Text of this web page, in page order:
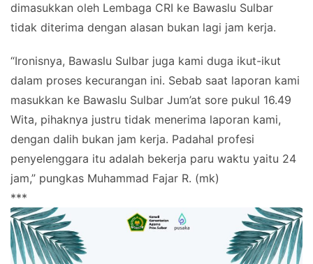
dimasukkan oleh Lembaga CRI ke Bawaslu Sulbar
tidak diterima dengan alasan bukan lagi jam kerja.
“Ironisnya, Bawaslu Sulbar juga kami duga ikut-ikut
dalam proses kecurangan ini. Sebab saat laporan kami
masukkan ke Bawaslu Sulbar Jum’at sore pukul 16.49
Wita, pihaknya justru tidak menerima laporan kami,
dengan dalih bukan jam kerja. Padahal profesi
penyelenggara itu adalah bekerja paru waktu yaitu 24
jam,” pungkas Muhammad Fajar R. (mk)
***